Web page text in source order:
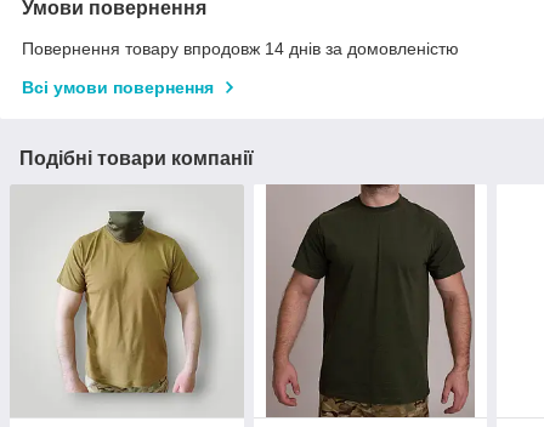
Умови повернення
Повернення товару впродовж 14 днів за домовленістю
Всі умови повернення
Подібні товари компанії